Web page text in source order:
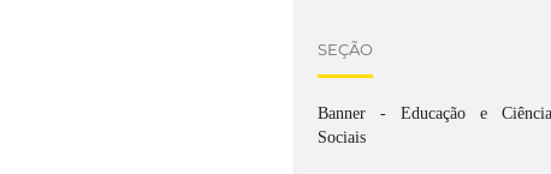
SEÇÃO
Banner - Educação e
Sociais